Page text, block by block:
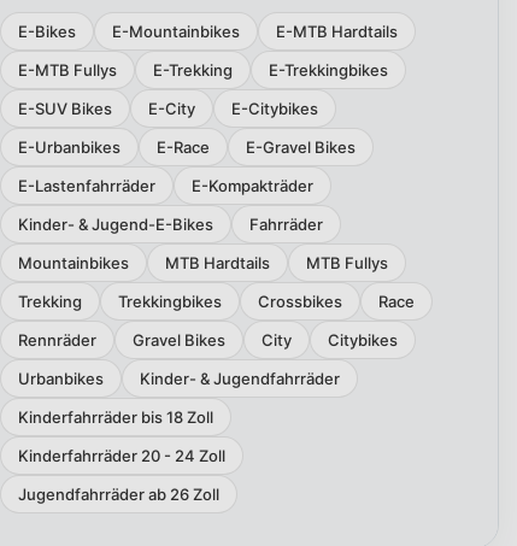
E-Bikes E-Mountainbikes
E-MTB Hardtails
E-MTB Fullys
E-Trekking
E-Trekkingbikes
E-SUV Bikes
E-City
E-Citybikes
E-Urbanbikes
E-Race
E-Gravel Bikes
E-Lastenfahrräder
E-Kompakträder
Kinder- & Jugend-E-Bikes
Fahrräder
Mountainbikes
MTB Hardtails
MTB Fullys
Trekking
Trekkingbikes Crossbikes
Race
Rennräder
Gravel Bikes City
Citybikes
Urbanbikes
Kinder- & Jugendfahrräder
Kinderfahrräder bis 18 Zoll
Kinderfahrräder 20 - 24 Zoll
Jugendfahrräder ab 26 Zoll